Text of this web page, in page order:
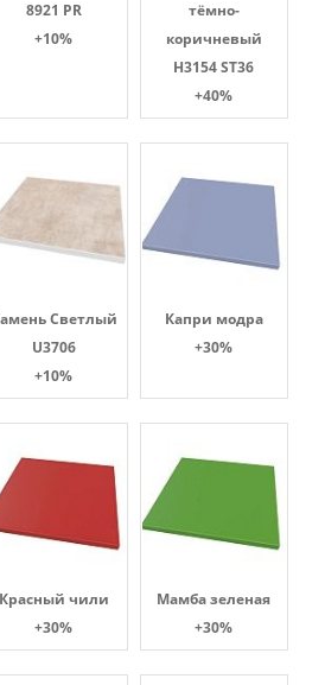
8921 PR
+10%
тёмно-
коричневый
H3154 ST36
+40%
Светлый
U3706
+10%
Капри модра
+30%
Красный чили
+30%
Мамба зеленая
+30%